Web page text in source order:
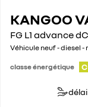
KANGOO
FG L1 advance
Véhicule neuf - diesel
classe énergétique C
délai